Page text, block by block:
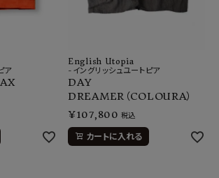
ア
English Utopia
-イングリッシュユートピア
DAY
DREAMER（COLOURA）
¥107,800 税込
カートに入れる